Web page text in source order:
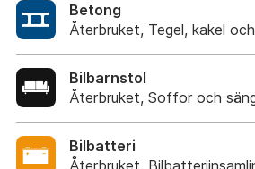
Betong
Återbruket, Tegel, kakel
Bilbarnstol
Återbruket, Soffor och
Bilbatteri
Återbruket,